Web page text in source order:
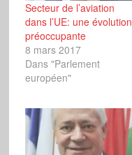
Secteur de l’aviation
dans l’UE: une évolution
préoccupante
8 mars 2017
Dans "Parlement
européen"